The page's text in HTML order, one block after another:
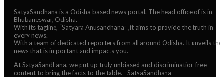
SatyaSandhana is a Odisha based news portal. The head office of is in
Bhubaneswar, Odisha.
With its tagline, “Satyara Anusandhana” ,it aims to provide the truth in
every news.
With a team of dedicated reporters from all around Odisha. It unveils
news that is important and impacts you.
At SatyaSandhana, we put up truly unbiased and discrimination free
content to bring the facts to the table. –SatyaSandhana